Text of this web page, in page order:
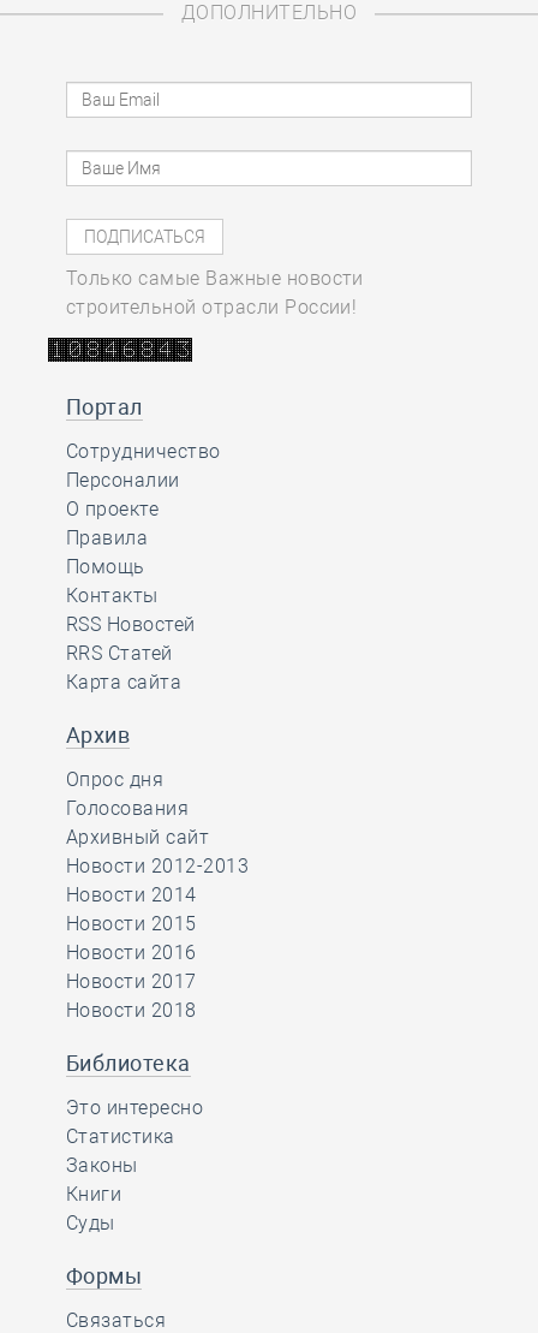
ДОПОЛНИТЕЛЬНО
Только самые Важные новости
строительной отрасли России!
Портал
Сотрудничество
Персоналии
О проекте
Правила
Помощь
Контакты
RSS Новостей
RRS Статей
Карта сайта
Архив
Опрос дня
Голосования
Архивный сайт
Новости 2012-2013
Новости 2014
Новости 2015
Новости 2016
Новости 2017
Новости 2018
Библиотека
Это интересно
Статистика
Законы
Книги
Суды
Формы
Связаться